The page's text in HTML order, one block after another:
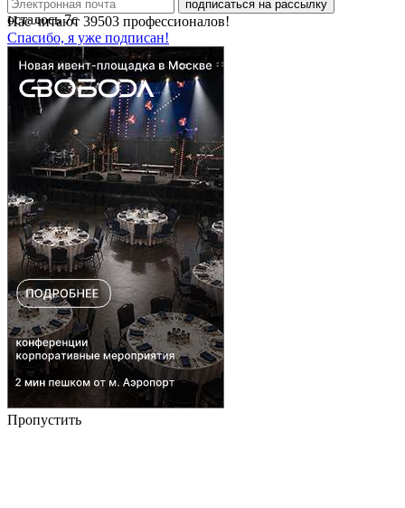
подписаться на рассылку
Нас читают 39503 профессионалов!
Спасибо, я уже подписан!
осталось7с
Пропустить